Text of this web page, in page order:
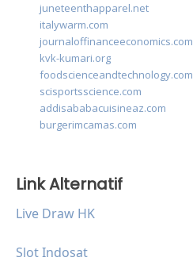
juneteenthapparel.net
italywarm.com
journaloffinanceeconomics.com
kvk-kumari.org
foodscienceandtechnology.com
scisportsscience.com
addisababacuisineaz.com
burgerimcamas.com
Link Alternatif
Live Draw HK
Slot Indosat